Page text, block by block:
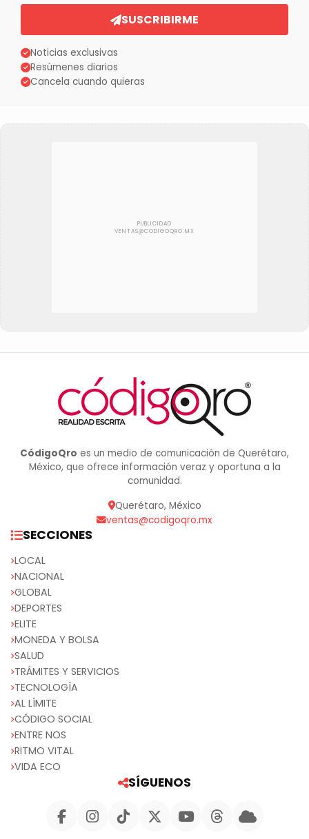
SUSCRIBIRME
Noticias exclusivas
Resúmenes diarios
Cancela cuando quieras
CódigoQro es un medio de comunicación de Querétaro,
México, que ofrece información veraz y oportuna a la
comunidad.
Querétaro, México
ventas@codigoqro.mx
SECCIONES
LOCAL
NACIONAL
GLOBAL
DEPORTES
ELITE
MONEDA Y BOLSA
SALUD
TRÁMITES Y SERVICIOS
TECNOLOGÍA
AL LÍMITE
CÓDIGO SOCIAL
ENTRE NOS
RITMO VITAL
VIDA ECO
SÍGUENOS